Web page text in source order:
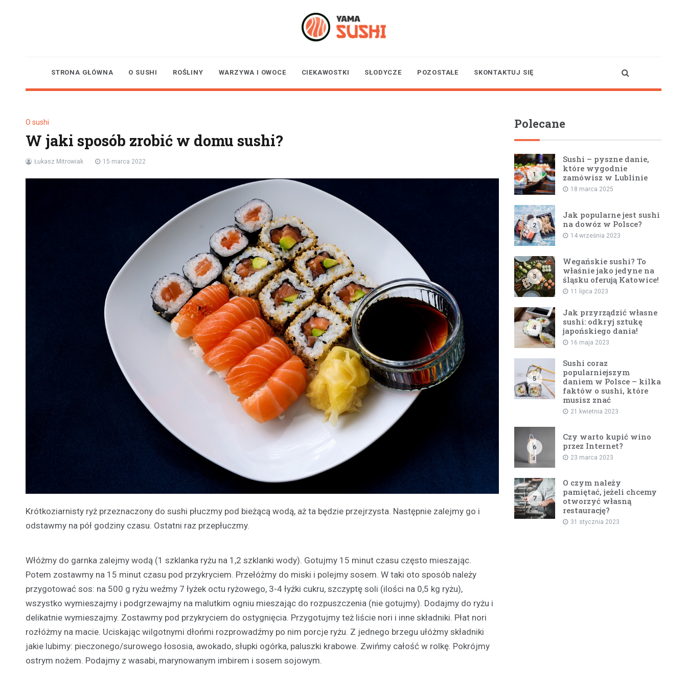
STRONA GŁÓWNA O SUSHI ROŚLINY WARZYWA I OWOCE CIEKAWOSTKI SŁODYCZE POZOSTAŁE SKONTAKTUJ SIĘ
O sushi
W jaki sposób zrobić w domu sushi?
Łukasz Mitrowiak 15 marca 2022
Krótkoziarnisty ryż przeznaczony do sushi płuczmy pod bieżącą wodą, aż ta będzie przejrzysta. Następnie zalejmy go i
odstawmy na pół godziny czasu. Ostatni raz przepłuczmy.
Włóżmy do garnka zalejmy wodą (1 szklanka ryżu na 1,2 szklanki wody). Gotujmy 15 minut czasu często mieszając.
Potem zostawmy na 15 minut czasu pod przykryciem. Przełóżmy do miski i polejmy sosem. W taki oto sposób należy
przygotować sos: na 500 g ryżu weźmy 7 łyżek octu ryżowego, 3-4 łyżki cukru, szczyptę soli (ilości na 0,5 kg ryżu),
wszystko wymieszajmy i podgrzewajmy na malutkim ogniu mieszając do rozpuszczenia (nie gotujmy). Dodajmy do ryżu i
delikatnie wymieszajmy. Zostawmy pod przykryciem do ostygnięcia. Przygotujmy też liście nori i inne składniki. Płat nori
rozłóżmy na macie. Uciskając wilgotnymi dłońmi rozprowadźmy po nim porcje ryżu. Z jednego brzegu ułóżmy składniki
jakie lubimy: pieczonego/surowego łososia, awokado, słupki ogórka, paluszki krabowe. Zwińmy całość w rolkę. Pokrójmy
ostrym nożem. Podajmy z wasabi, marynowanym imbirem i sosem sojowym.
Polecane
1
Sushi – pyszne danie,
które wygodnie
zamówisz w Lublinie
18 marca 2025
2
Jak popularne jest sushi
na dowóz w Polsce?
14 września 2023
3
Wegańskie sushi? To
właśnie jako jedyne na
śląsku oferują Katowice!
11 lipca 2023
4
Jak przyrządzić własne
sushi: odkryj sztukę
japońskiego dania!
16 maja 2023
5
Sushi coraz
popularniejszym
daniem w Polsce – kilka
faktów o sushi, które
musisz znać
21 kwietnia 2023
6
Czy warto kupić wino
przez Internet?
23 marca 2023
7
O czym należy
pamiętać, jeżeli chcemy
otworzyć własną
restaurację?
31 stycznia 2023